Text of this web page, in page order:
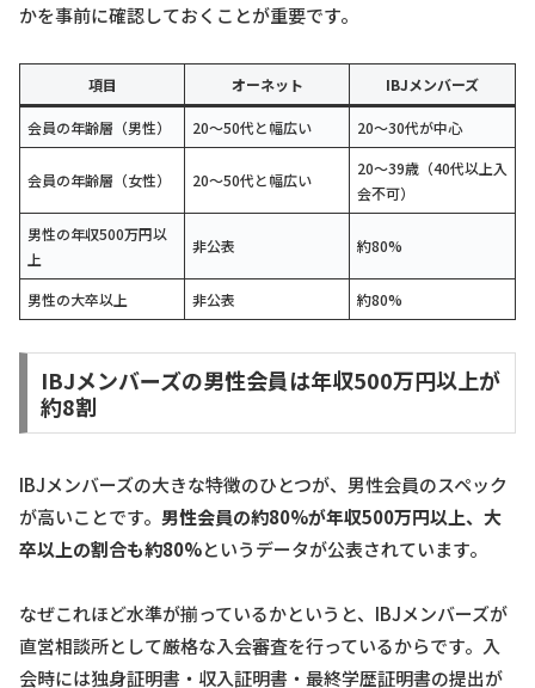
かを事前に確認しておくことが重要です。
項目 オーネット IBJメンバーズ
会員の年齢層（男性） 20〜50代と幅広い 20〜30代が中心
会員の年齢層（女性） 20〜50代と幅広い
20〜39歳（40代以上入
会不可）
男性の年収500万円以
上
非公表 約80%
男性の大卒以上 非公表 約80%
IBJメンバーズの男性会員は年収500万円以上が
約8割
IBJメンバーズの大きな特徴のひとつが、男性会員のスペック
が高いことです。 男性会員の約80%が年収500万円以上、大
卒以上の割合も約80%というデータが公表されています。
なぜこれほど水準が揃っているかというと、IBJメンバーズが
直営相談所として厳格な入会審査を行っているからです。入
会時には独身証明書・収入証明書・最終学歴証明書の提出が